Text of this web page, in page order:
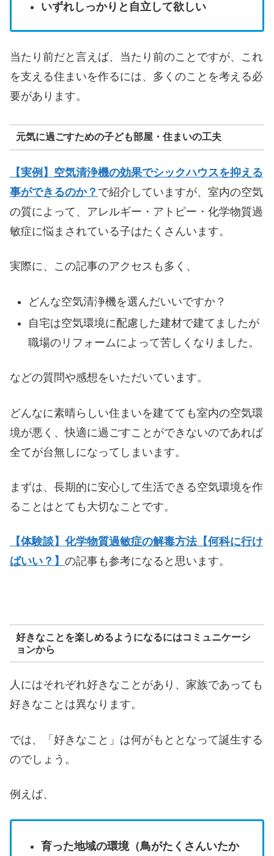
いずれしっかりと自立して欲しい
当たり前だと言えば、当たり前のことですが、これ
を支える住まいを作るには、多くのことを考える必
要があります。
元気に過ごすための子ども部屋・住まいの工夫
【実例】空気清浄機の効果でシックハウスを抑える
事ができるのか？ で紹介していますが、室内の空気
の質によって、アレルギー・アトピー・化学物質過
敏症に悩まされている子はたくさんいます。
実際に、この記事のアクセスも多く、
どんな空気清浄機を選んだいいですか？
自宅は空気環境に配慮した建材で建てましたが
職場のリフォームによって苦しくなりました。
などの質問や感想をいただいています。
どんなに素晴らしい住まいを建てても室内の空気環
境が悪く、快適に過ごすことができないのであれば
全てが台無しになってしまいます。
まずは、長期的に安心して生活できる空気環境を作
ることはとても大切なことです。
【体験談】化学物質過敏症の解毒方法【何科に行け
ばいい？】 の記事も参考になると思います。
好きなことを楽しめるようになるにはコミュニケーシ
ョンから
人にはそれぞれ好きなことがあり、家族であっても
好きなことは異なります。
では、「好きなこと」は何がもととなって誕生する
のでしょう。
例えば、
育った地域の環境（鳥がたくさんいたか